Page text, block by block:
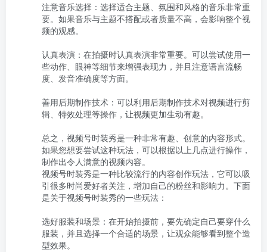
注意音乐选择：选择适合主题、氛围和风格的音乐非常重
要。如果音乐与主题不搭配或者质量不高，会影响整个视
频的观感。
认真表演：在拍摄时认真表演非常重要。可以尝试使用一
些动作、眼神等细节来增强表现力，并且注意语言流畅
度、发音准确度等方面。
善用后期制作技术：可以利用后期制作技术对视频进行剪
辑、特效处理等操作，让视频更加生动有趣。
总之，视频号时装秀是一种非常有趣、创意的内容形式。
如果您想要尝试这种玩法，可以根据以上几点进行操作，
制作出令人满意的视频内容。
视频号时装秀是一种比较流行的内容创作玩法，它可以吸
引很多时尚爱好者关注，增加自己的粉丝和影响力。下面
是关于视频号时装秀的一些玩法：
选好服装和场景：在开始拍摄前，要先确定自己要穿什么
服装，并且选择一个合适的场景，让观众能够看到整个造
型效果。